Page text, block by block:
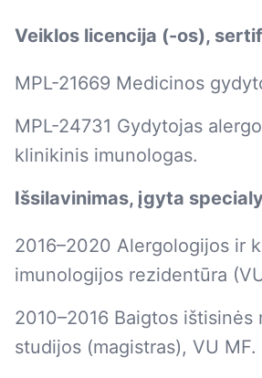
Veiklos licencija (-os),
MPL-21669 Medicinos
MPL-24731 Gydytojas
klinikinis imunologas.
Išsilavinimas, įgyta
2016–2020 Alergologijos ir
imunologijos rezidentūra
2010–2016 Baigtos ištisinės
studijos (magistras), VU MF.